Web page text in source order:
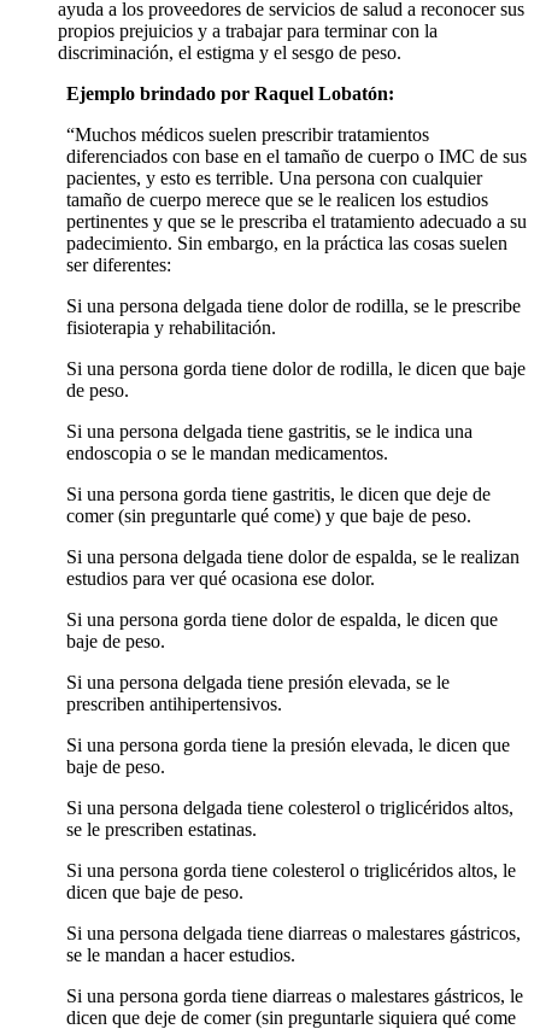
ayuda a los proveedores de servicios de salud a reconocer sus
propios prejuicios y a trabajar para terminar con la
discriminación, el estigma y el sesgo de peso.
Ejemplo brindado por Raquel Lobatón:
“Muchos médicos suelen prescribir tratamientos
diferenciados con base en el tamaño de cuerpo o IMC de sus
pacientes, y esto es terrible. Una persona con cualquier
tamaño de cuerpo merece que se le realicen los estudios
pertinentes y que se le prescriba el tratamiento adecuado a su
padecimiento. Sin embargo, en la práctica las cosas suelen
ser diferentes:
Si una persona delgada tiene dolor de rodilla, se le prescribe
fisioterapia y rehabilitación.
Si una persona gorda tiene dolor de rodilla, le dicen que baje
de peso.
Si una persona delgada tiene gastritis, se le indica una
endoscopia o se le mandan medicamentos.
Si una persona gorda tiene gastritis, le dicen que deje de
comer (sin preguntarle qué come) y que baje de peso.
Si una persona delgada tiene dolor de espalda, se le realizan
estudios para ver qué ocasiona ese dolor.
Si una persona gorda tiene dolor de espalda, le dicen que
baje de peso.
Si una persona delgada tiene presión elevada, se le
prescriben antihipertensivos.
Si una persona gorda tiene la presión elevada, le dicen que
baje de peso.
Si una persona delgada tiene colesterol o triglicéridos altos,
se le prescriben estatinas.
Si una persona gorda tiene colesterol o triglicéridos altos, le
dicen que baje de peso.
Si una persona delgada tiene diarreas o malestares gástricos,
se le mandan a hacer estudios.
Si una persona gorda tiene diarreas o malestares gástricos, le
dicen que deje de comer (sin preguntarle siquiera qué come